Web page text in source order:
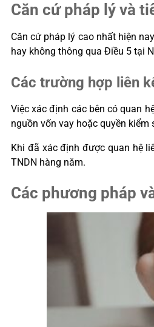
Căn cứ pháp lý và
Căn cứ pháp lý cao nhất hiện
hay không thông qua Điều 5 tại
Các trường hợp liên
Việc xác định các bên có quan
nguồn vốn vay hoặc quyền kiểm
Khi đã xác định được quan hệ
TNDN hàng năm.
Các phương pháp